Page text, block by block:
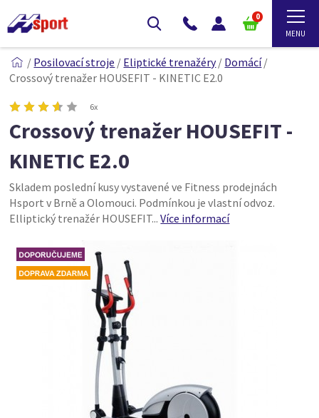
0
/ Posilovací stroje / Eliptické trenažéry/ Domácí/
Crossový trenažer HOUSEFIT - KINETIC E2.0
6x
Crossový trenažer HOUSEFIT -
KINETIC E2.0
Skladem poslední kusy vystavené ve Fitness prodejnách
Hsport v Brně a Olomouci. Podmínkou je vlastní odvoz.
Elliptický trenažér HOUSEFIT...Více informací